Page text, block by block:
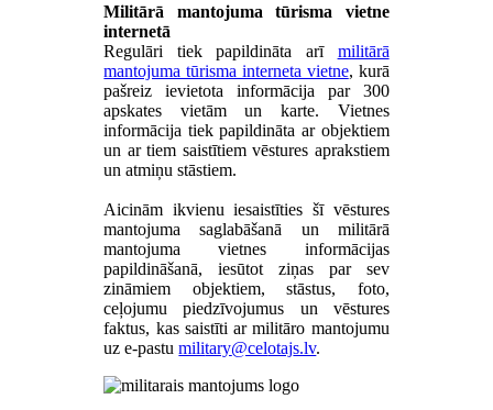
Militārā mantojuma tūrisma vietne
internetā
Regulāri tiek papildināta arī militārā
mantojuma tūrisma interneta vietne, kurā
pašreiz ievietota informācija par 300
apskates vietām un karte. Vietnes
informācija tiek papildināta ar objektiem
un ar tiem saistītiem vēstures aprakstiem
un atmiņu stāstiem.
Aicinām ikvienu iesaistīties šī vēstures
mantojuma saglabāšanā un militārā
mantojuma vietnes informācijas
papildināšanā, iesūtot ziņas par sev
zināmiem objektiem, stāstus, foto,
ceļojumu piedzīvojumus un vēstures
faktus, kas saistīti ar militāro mantojumu
uz e-pastu
.